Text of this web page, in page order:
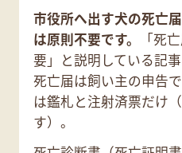
市役所へ出す犬の死亡
は原則不要です。
「死
要」と説明している記
死亡届は飼い主の申告
は鑑札と注射済票だけ
す）。